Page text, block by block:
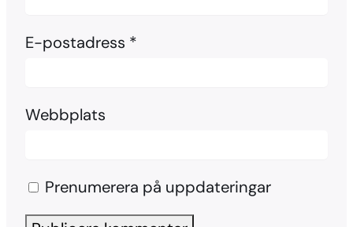
E-postadress *
Webbplats
Prenumerera på uppdateringar